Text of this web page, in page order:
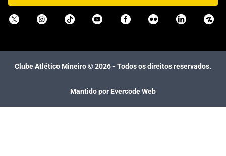
Clube Atlético Mineiro ©2026- Todos os direitos reservados.
Mantido por Evercode Web